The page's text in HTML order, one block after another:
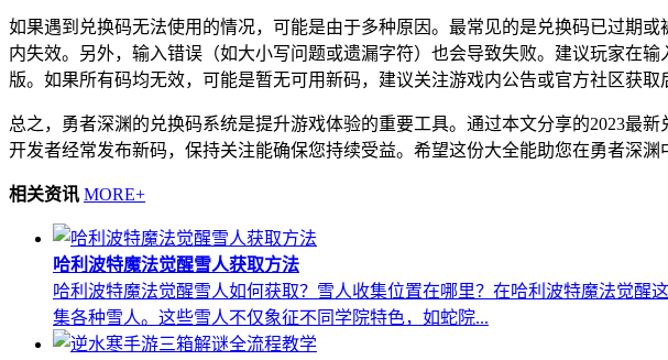
如果遇到兑换码无法使用的情况，可能是由于多种原因。最常见的是兑换码已过期
内失效。另外，输入错误（如大小写问题或遗漏字符）也会导致失败。建议玩家在
版。如果所有码均无效，可能是暂无可用新码，建议关注游戏内公告或官方社区获取
总之，勇者深渊的兑换码系统是提升游戏体验的重要工具。通过本文分享的2023最
开发者经常发布新码，保持关注能确保您持续受益。希望这份大全能助您在勇者深渊
相关资讯 MORE+
哈利波特魔法觉醒雪人获取方法
哈利波特魔法觉醒雪人如何获取？雪人收集位置在哪里？在哈利波特魔法觉
集各种雪人。这些雪人不仅象征不同学院特色，如蛇院...